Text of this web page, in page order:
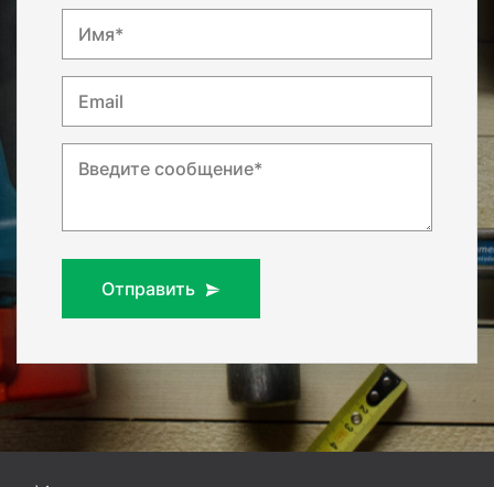
Имя*
Email
Введите сообщение*
Отправить